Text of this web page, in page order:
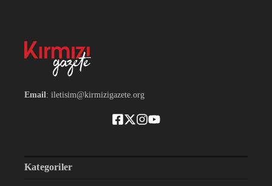
Email : iletisim@kirmizigazete.org
Kategoriler